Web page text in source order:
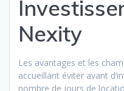
Nexity
Les avantages et les
accueillant éviter avant
nombre de jours de